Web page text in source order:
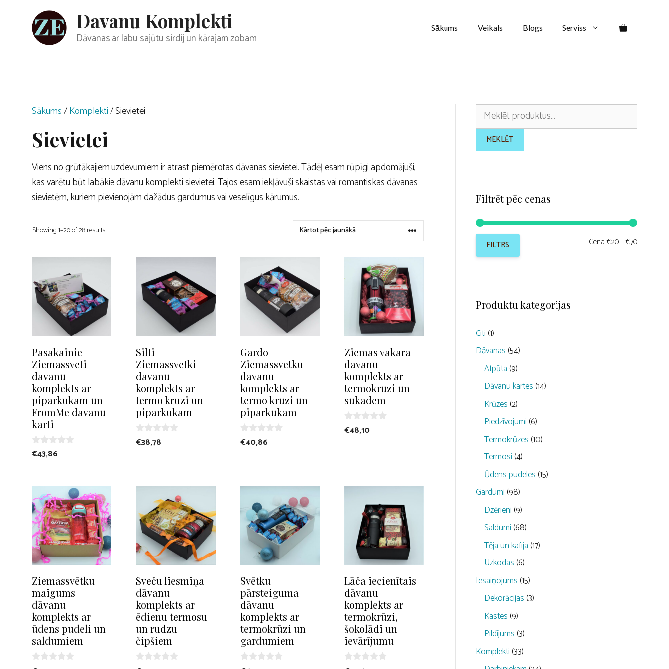
Dāvanu Komplekti
Dāvanas ar labu sajūtu sirdij un kārajam zobam
Sākums Veikals Blogs Serviss
Sākums/Komplekti/ Sievietei
Sievietei
Viens no grūtākajiem uzdevumiem ir atrast piemērotas dāvanas sievietei. Tādēļ esam rūpīgi apdomājuši,
kas varētu būt labākie dāvanu komplekti sievietei. Tajos esam iekļāvuši skaistas vai romantiskas dāvanas
sievietēm, kuriem pievienojām dažādus gardumus vai veselīgus kārumus.
Showing 1–20 of 28 results
Pasakainie
Ziemassvēti
dāvanu
komplekts ar
piparkūkām un
FromMe dāvanu
karti
0
o
5
€43,86
Silti
Ziemassvētki
dāvanu
komplekts ar
termo krūzi un
piparkūkām
0
o
5
€38,78
Gardo
Ziemassvētku
dāvanu
komplekts ar
termo krūzi un
piparkūkām
0
o
5
€40,86
Ziemas vakara
dāvanu
komplekts ar
termokrūzi un
sukādēm
0
o
€48,10
Ziemassvētku
maigums
dāvanu
komplekts ar
ūdens pudeli un
saldumiem
Sveču liesmiņa
dāvanu
komplekts ar
ēdienu termosu
un rudzu
čipšiem
Svētku
pārsteiguma
dāvanu
komplekts ar
termokrūzi un
gardumiem
Lāča iecienītais
dāvanu
komplekts ar
termokrūzi,
šokolādi un
ievārījumu
Meklēt:
MEKLĒT
Filtrēt pēc cenas
Min.
Maks.
FILTRS Cena:€20—€70
Produktu kategorijas
Citi (1)
Dāvanas (54)
Atpūta (9)
Dāvanu kartes (14)
Krūzes (2)
Piedzīvojumi (6)
Termokrūzes (10)
Termosi (4)
Ūdens pudeles (15)
Gardumi (98)
Dzērieni (9)
Saldumi (68)
Tēja un kafija (17)
Uzkodas (6)
Iesaiņojums (15)
Dekorācijas (3)
Kastes (9)
Pildījums (3)
Komplekti (33)